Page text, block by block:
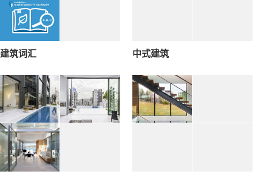
建筑词汇 中式建筑